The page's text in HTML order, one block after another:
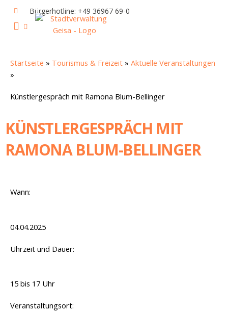
springen
Bürgerhotline: +49 36967 69-0
Startseite » Tourismus & Freizeit » Aktuelle Veranstaltungen
»
Künstlergespräch mit Ramona Blum-Bellinger
KÜNSTLERGESPRÄCH MIT
RAMONA BLUM-BELLINGER
Wann:
04.04.2025
Uhrzeit und Dauer:
15 bis 17 Uhr
Veranstaltungsort: